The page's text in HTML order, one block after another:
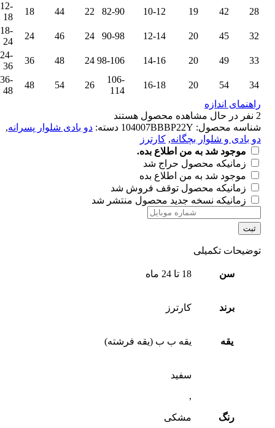
28
42
19
10-12
82-90
22
44
18
12-
18
32
45
20
12-14
90-98
24
46
24
18-
24
33
49
20
14-16
98-106
24
48
36
24-
36
34
54
20
16-18
106-
114
26
54
48
36-
48
راهنمای اندازه
2 نفر در حال مشاهده محصول هستند
شناسه محصول: 104007BBBP22Y دسته: دو بادی شلوار پسرانه,
دو بادی و شلوار بچگانه, کارترز
موجود شد به من اطلاع بده.
زمانیکه محصول حراج شد
موجود شد به من اطلاع بده
زمانیکه محصول توقف فروش شد
زمانیکه نسخه جدید محصول منتشر شد
ثبت
توضیحات تکمیلی
سن 18 تا 24 ماه
برند کارترز
یقه یقه ب ب (یقه فرشته)
رنگ
سفید
,
مشکی